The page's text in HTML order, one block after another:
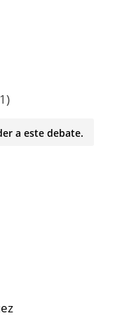
a este debate.